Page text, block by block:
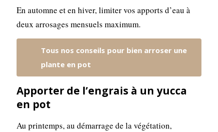
En automne et en hiver, limiter vos apports d’eau à
deux arrosages mensuels maximum.
Tous nos conseils pour bien arroser une
plante en pot
Apporter de l’engrais à un yucca
en pot
Au printemps, au démarrage de la végétation,